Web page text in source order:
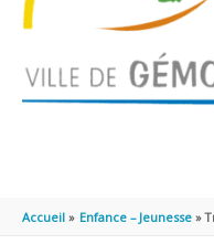
Accueil Enfance – Jeunesse